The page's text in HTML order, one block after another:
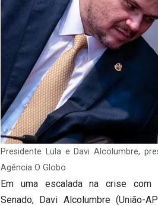
Presidente Lula e Davi Alcolumbre,
Agência O Globo
Em uma escalada na crise
Senado, Davi Alcolumbre (União-